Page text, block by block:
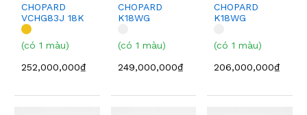
CHOPARD
VCHG83J 18K
GOLD
(có 1 màu)
252,000,000₫
CHOPARD
K18WG
(có 1 màu)
249,000,000₫
CHOPARD
K18WG
(có 1 màu)
206,000,000₫